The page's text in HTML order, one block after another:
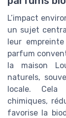
L’impact
un sujet
leur
parfum
la maison
naturels,
locale. Cela
chimiques,
favorise la